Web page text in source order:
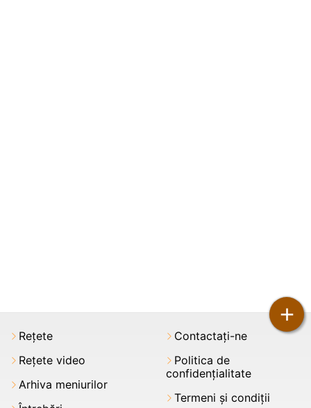
+
Rețete
Rețete video
Arhiva meniurilor
Contactați-ne
Politica de
confidențialitate
Termeni şi condiții